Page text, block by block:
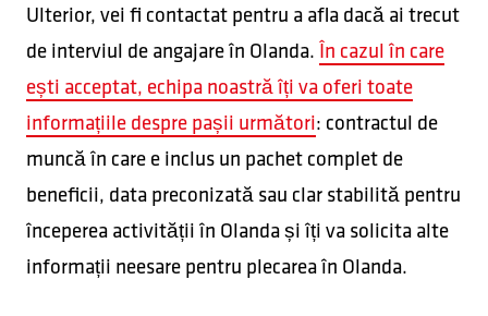
Ulterior, vei fi contactat pentru a afla dacă ai trecut
de interviul de angajare în Olanda. În cazul în care
ești acceptat, echipa noastră îți va oferi toate
informațiile despre pașii următori: contractul de
muncă în care e inclus un pachet complet de
beneficii, data preconizată sau clar stabilită pentru
începerea activității în Olanda și îți va solicita alte
informații neesare pentru plecarea în Olanda.